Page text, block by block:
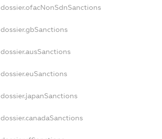
dossier.ofacNonSdnSanctions
dossier.gbSanctions
dossier.ausSanctions
dossier.euSanctions
dossier.japanSanctions
dossier.canadaSanctions